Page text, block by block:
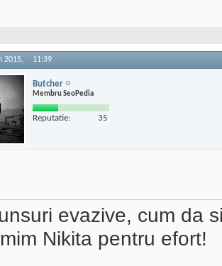
2015, 11:39
Butcher
Membru SeoPedia
Reputatie: 35
evazive, cum da
Nikita pentru efort!